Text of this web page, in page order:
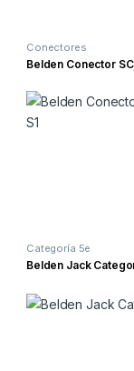
Conectores
Belden Conector
Categoría 5e
Belden Jack